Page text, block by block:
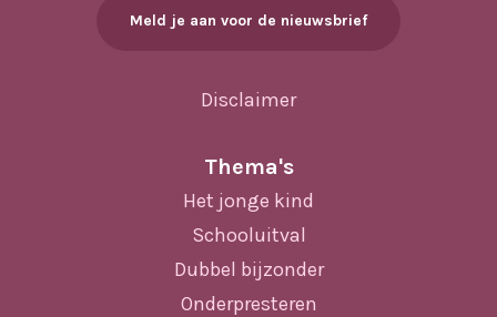
Meld je aan voor de nieuwsbrief
Disclaimer
Thema's
Het jonge kind
Schooluitval
Dubbel bijzonder
Onderpresteren